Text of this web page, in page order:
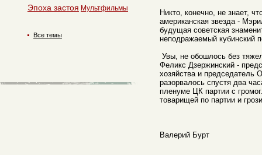
Никто, конечно, не знает,
американская звезда -
будущая советская
неподражаемый кубинский
Увы, не обошлось без
Феликс Дзержинский -
хозяйства и председатель
разорвалось спустя два
пленуме ЦК партии с
товарищей по партии и
Валерий Бурт
Эпоха застоя Мультфильмы
Все темы